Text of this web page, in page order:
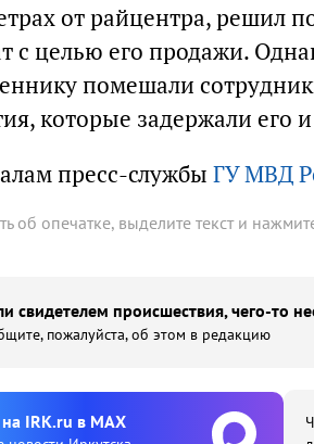
от райцентра, решил
с целью его продажи.
помешали
которые задержали его
пресс-службы ГУ МВД
об опечатке, выделите текст и
свидетелем происшествия, чего-то
пожалуйста, об этом в редакцию
IRK.ru в MAX